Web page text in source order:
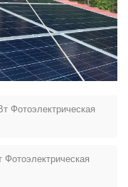
Фотоэлектрическая